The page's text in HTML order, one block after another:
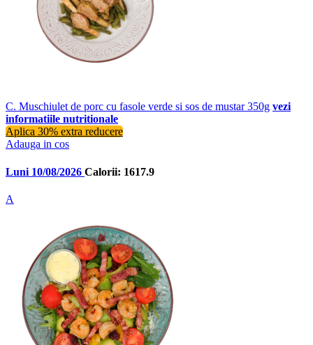
C. Muschiulet de porc cu fasole verde si sos de mustar 350g vezi
informatiile nutritionale
Aplica 30% extra reducere
Adauga in cos
Luni 10/08/2026 Calorii: 1617.9
A